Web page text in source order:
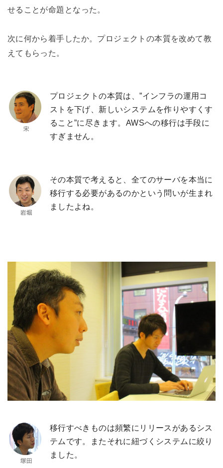
せることが命題となった。
次に何から着手したか。プロジェクトの本質を改めて教
えてもらった。
プロジェクトの本質は、”インフラの運用コ
ストを下げ、新しいシステムを作りやすくす
ること”に尽きます。AWSへの移行は手段に
すぎません。
その本質で考えると、全てのサーバを本当に
移行する必要があるのかという問いが生まれ
ましたよね。
移行すべきものは頻繁にリリースがあるシス
テムです。またそれに紐づくシステムに絞り
ました。